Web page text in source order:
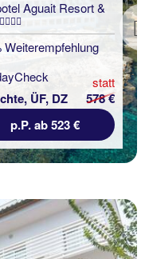
Aguait Resort &
Weiterempfehlung
ÜF, DZ
statt
578 €
p.P. ab 523 €